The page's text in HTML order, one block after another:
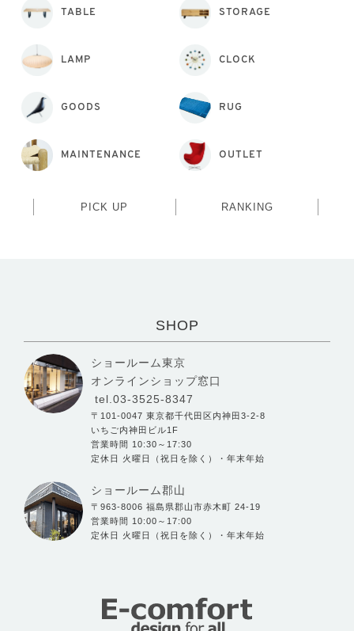
TABLE STORAGE
LAMP CLOCK
GOODS RUG
MAINTENANCE OUTLET
PICK UP RANKING
SHOP
ショールーム東京
オンラインショップ窓口
tel.03-3525-8347
〒101-0047 東京都千代田区内神田3-2-8
いちご内神田ビル1F
営業時間 10:30～17:30
定休日 火曜日（祝日を除く）・年末年始
ショールーム郡山
〒963-8006 福島県郡山市赤木町 24-19
営業時間 10:00～17:00
定休日 火曜日（祝日を除く）・年末年始